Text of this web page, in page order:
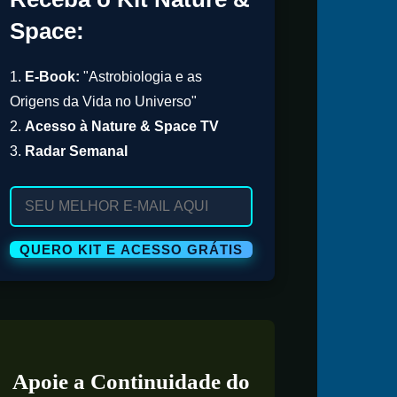
Space:
1. E-Book: "Astrobiologia e as
Origens da Vida no Universo"
2. Acesso à Nature & Space TV
3. Radar Semanal
Apoie a Continuidade do